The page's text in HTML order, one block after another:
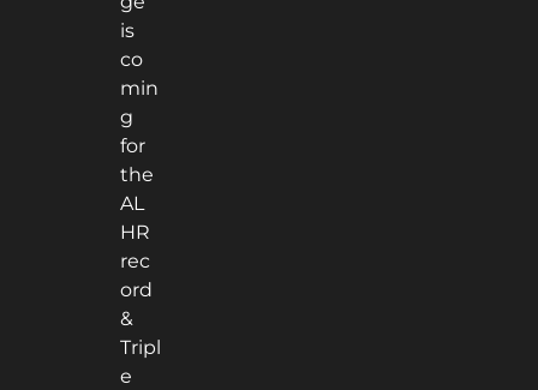
is
co
min
g
for
the
AL
HR
rec
ord
&
Tripl
e